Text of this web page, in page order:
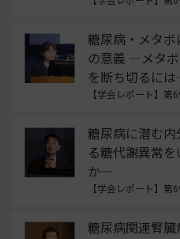
糖尿病・メタボ
の意義 ―メタ
を断ち切るに
【学会レポート】第
糖尿病に潜む
る糖代謝異常
か―
【学会レポート】第
糖尿病関連腎